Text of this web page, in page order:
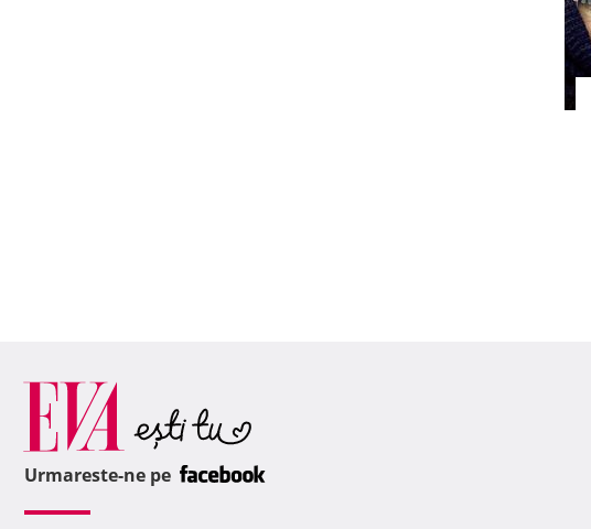
Urmareste-ne pe